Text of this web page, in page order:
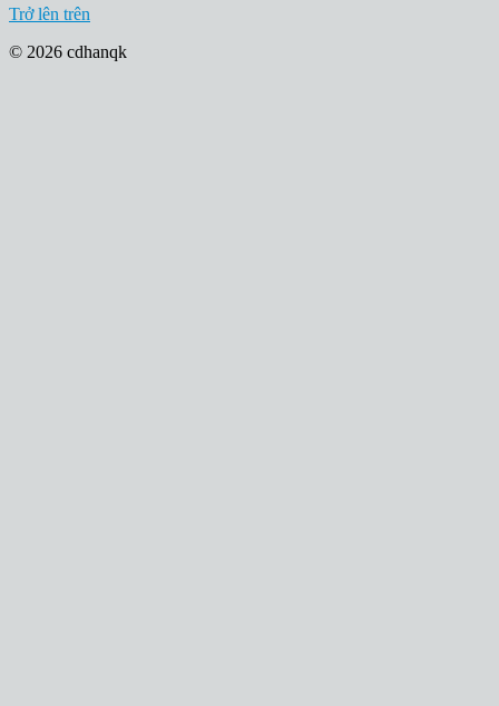
Trở lên trên
© 2026 cdhanqk